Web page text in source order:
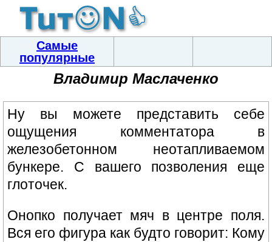
Самые
популярные
Владимир Маслаченко
Ну вы можете представить себе
ощущения комментатора в
железобетонном неотапливаемом
бункере. С вашего позволения еще
глоточек.
Онопко получает мяч в центре поля.
Вся его фигура как будто говорит: Кому